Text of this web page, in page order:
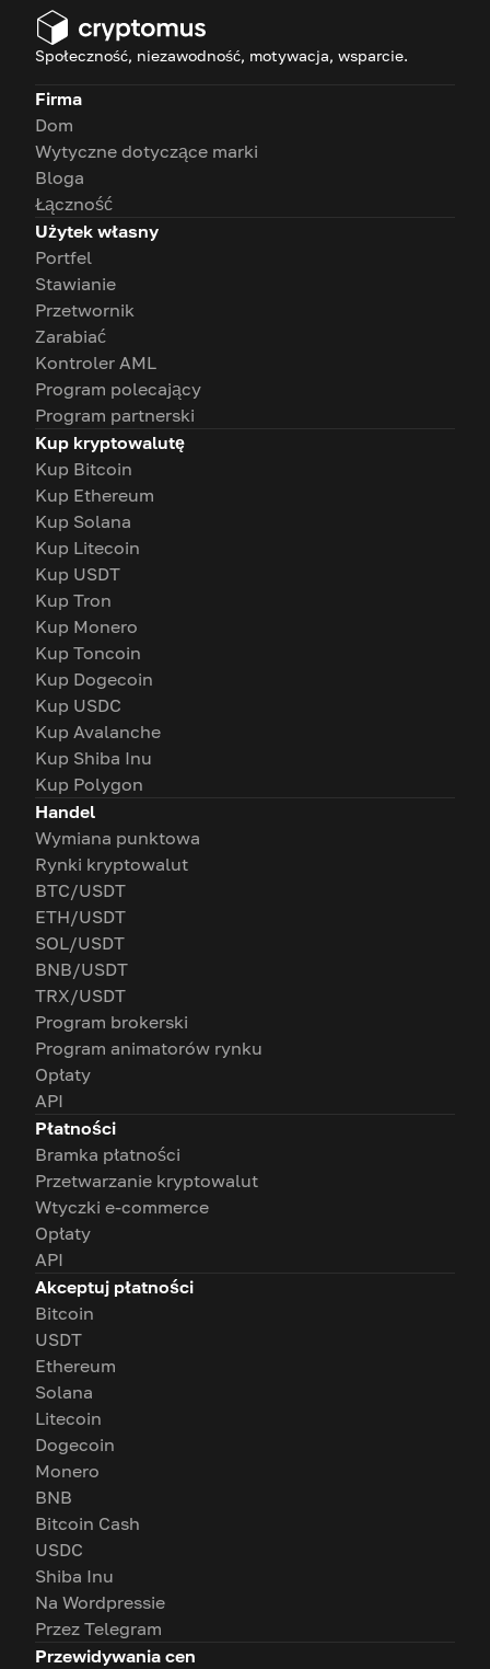
Społeczność, niezawodność, motywacja, wsparcie.
Firma
Dom
Wytyczne dotyczące marki
Bloga
Łączność
Użytek własny
Portfel
Stawianie
Przetwornik
Zarabiać
Kontroler AML
Program polecający
Program partnerski
Kup kryptowalutę
Kup Bitcoin
Kup Ethereum
Kup Solana
Kup Litecoin
Kup USDT
Kup Tron
Kup Monero
Kup Toncoin
Kup Dogecoin
Kup USDC
Kup Avalanche
Kup Shiba Inu
Kup Polygon
Handel
Wymiana punktowa
Rynki kryptowalut
BTC/USDT
ETH/USDT
SOL/USDT
BNB/USDT
TRX/USDT
Program brokerski
Program animatorów rynku
Opłaty
API
Płatności
Bramka płatności
Przetwarzanie kryptowalut
Wtyczki e-commerce
Opłaty
API
Akceptuj płatności
Bitcoin
USDT
Ethereum
Solana
Litecoin
Dogecoin
Monero
BNB
Bitcoin Cash
USDC
Shiba Inu
Na Wordpressie
Przez Telegram
Przewidywania cen